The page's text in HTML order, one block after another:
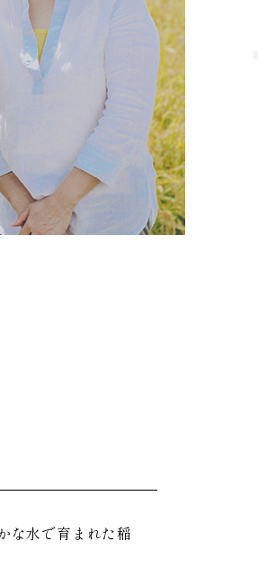
な水で育まれた稲